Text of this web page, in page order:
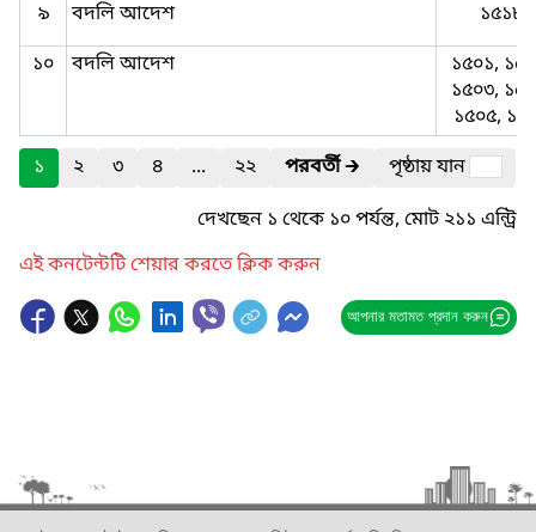
৯ বদলি আদেশ
১৫১৮
১০
বদলি আদেশ
১৫০১,
১৫০৩,
১৫০৫,
১
২ ৩ ৪ ... ২২ পরবর্তী🡲
পৃষ্ঠায় যান
দেখছেন ১ থেকে ১০ পর্যন্ত, মোট ২১১ এন্ট্রি
এই কনটেন্টটি শেয়ার করতে ক্লিক করুন
আপনার মতামত প্রদান করুন